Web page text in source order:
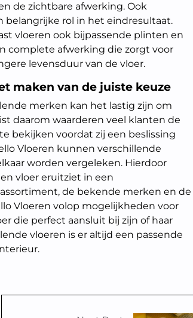
de zichtbare afwerking. Ook
rol in het eindresultaat.
vloeren ook bijpassende plinten en
complete afwerking die zorgt voor
levensduur van de vloer.
maken van de juiste keuze
merken kan het lastig zijn om
daarom waarderen veel klanten de
bekijken voordat zij een beslissing
Vloeren kunnen verschillende
worden vergeleken. Hierdoor
vloer eruitziet in een
de bekende merken en de
Vloeren volop mogelijkheden voor
die perfect aansluit bij zijn of haar
vloeren is er altijd een passende